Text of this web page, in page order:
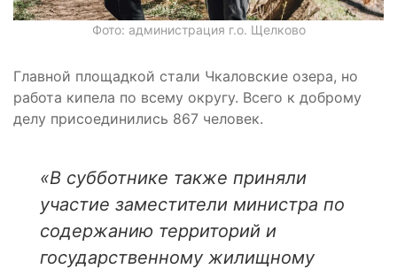
Фото: администрация г.о. Щелково
Главной площадкой стали Чкаловские озера, но
работа кипела по всему округу. Всего к доброму
делу присоединились 867 человек.
«В субботнике также приняли
участие заместители министра по
содержанию территорий и
государственному жилищному